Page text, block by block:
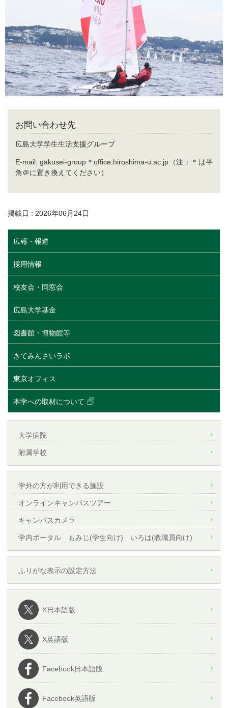
お問い合わせ先
広島大学学生生活支援グループ
E-mail: gakusei-group＊office.hiroshima-u.ac.jp（注：＊は半
角＠に置き換えてください）
掲載日 : 2026年06月24日
広報・報道
採用情報
校友会・同窓会
広島大学基金
図書館・博物館等
きてみんさいラボ
東京オフィス
本学への取材について
大学病院
附属学校
学外の方が利用できる施設
オンラインキャンパスツアー
キャンパスカメラ
学内ポータル もみじ(学生向け) いろは(教職員向け)
ふりがな表示の設定方法
X日本語版
X英語版
Facebook日本語版
Facebook英語版